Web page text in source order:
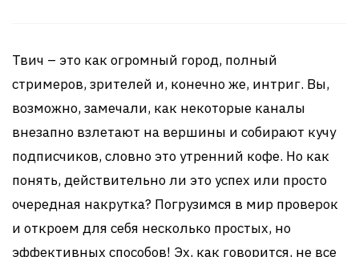
Твич – это как огромный город, полный
стримеров, зрителей и, конечно же, интриг. Вы,
возможно, замечали, как некоторые каналы
внезапно взлетают на вершины и собирают кучу
подписчиков, словно это утренний кофе. Но как
понять, действительно ли это успех или просто
очередная накрутка? Погрузимся в мир проверок
и откроем для себя несколько простых, но
эффективных способов! Эх, как говорится, не все